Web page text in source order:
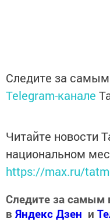
Следите за
Telegram-канале
Читайте новости
национальном
https://max.ru/
Следите за
в Яндекс Дзен и